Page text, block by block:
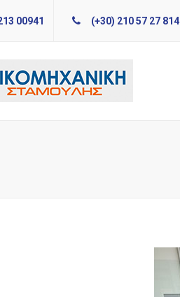
00941 (+30) 210 57 27 814